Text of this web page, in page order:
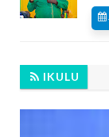
IKULU